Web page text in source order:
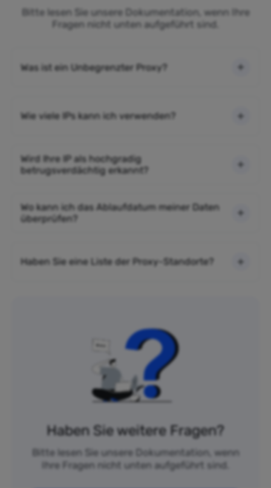
Bitte lesen Sie unsere Dokumentation, wenn Ihre
Fragen nicht unten aufgeführt sind.
Was ist ein Unbegrenzter Proxy?
Wie viele IPs kann ich verwenden?
Wird Ihre IP als hochgradig
betrugsverdächtig erkannt?
Wo kann ich das Ablaufdatum meiner Daten
überprüfen?
Haben Sie eine Liste der Proxy-Standorte?
Haben Sie weitere Fragen?
Bitte lesen Sie unsere Dokumentation, wenn
Ihre Fragen nicht unten aufgeführt sind.